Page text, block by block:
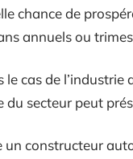
chance de
annuels ou
cas de l’industrie
secteur peut
constructeur